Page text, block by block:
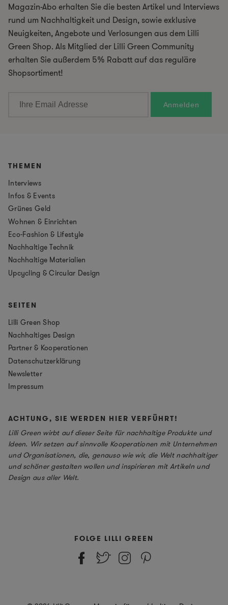
Magazin-Abo erhalten Sie die besten Artikel und Interviews
rund um Nachhaltigkeit und Design, sowie exklusive
Neuigkeiten, Angebote und Verlosungen aus dem Lilli
Green Shop. Als Mitglied der Lilli Green Community
erhalten Sie außerdem 5% Rabatt auf das reguläre
Shopsortiment!
THEMEN
Interviews
Infos & Events
Grünes Geld
Wohnen & Einrichten
Eco-Fashion & Lifestyle
Nachhaltige Technik
Nachhaltige Materialien
Upcycling & Circular Design
SEITEN
Lilli Green Shop
Nachhaltiges Design
Partner & Kooperationen
Datenschutzerklärung
Newsletter
Impressum
ACHTUNG, SIE WERDEN HIER VERFÜHRT!
Lilli Green wirbt auf dieser Seite für nachhaltige Produkte und
Ideen. Wir setzen auf sinnvolle Kooperationen mit Unternehmen
und Organisationen, die, genauso wie wir, die Welt nachhaltiger
und schöner gestalten wollen und inspirieren mit Artikeln und
Design aus aller Welt.
FOLGE LILLI GREEN